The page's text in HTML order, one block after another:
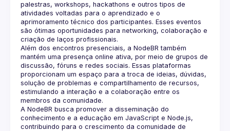
palestras, workshops, hackathons e outros tipos de
atividades voltadas para o aprendizado e o
aprimoramento técnico dos participantes. Esses eventos
são ótimas oportunidades para networking, colaboração e
Além dos encontros presenciais, a NodeBR também
mantém uma presença online ativa, por meio de grupos de
discussão, fóruns e redes sociais. Essas plataformas
proporcionam um espaço para a troca de ideias, dúvidas,
solução de problemas e compartilhamento de recursos,
estimulando a interação e a colaboração entre os
A NodeBR busca promover a disseminação do
conhecimento e a educação em JavaScript e Node.js,
contribuindo para o crescimento da comunidade de